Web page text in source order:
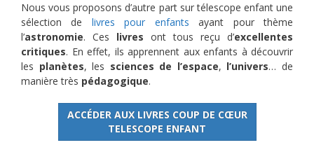
Nous vous proposons d’autre part sur télescope enfant une
sélection de livres pour enfants ayant pour thème
l’astronomie. Ces livres ont tous reçu d’excellentes
critiques. En effet, ils apprennent aux enfants à découvrir
les planètes, les sciences de l’espace, l’univers… de
manière très pédagogique.
ACCÉDER AUX LIVRES COUP DE CŒUR
TELESCOPE ENFANT